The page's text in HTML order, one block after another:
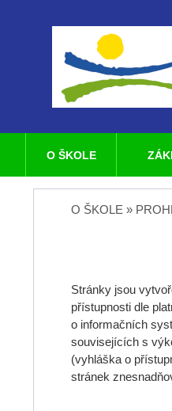
O ŠKOLE »
Stránky jsou
přístupnosti dle
o informačních
souvisejících s
(vyhláška o
stránek
O ŠKOLE